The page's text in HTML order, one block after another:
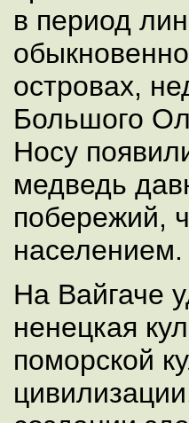
в период
островах,
Большого
Носу
медведь
побережий,
населением.
На Вайгаче
ненецкая
поморской